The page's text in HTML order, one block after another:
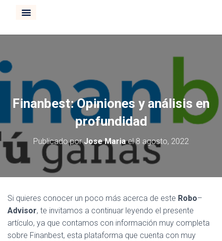
Finanbest: Opiniones y análisis en
profundidad
Publicado porJose Mariael8 agosto, 2022
Si quieres conocer un poco más acerca de este Robo–
Advisor, te invitamos a continuar leyendo el presente
artículo, ya que contamos con información muy completa
sobre Finanbest, esta plataforma que cuenta con muy